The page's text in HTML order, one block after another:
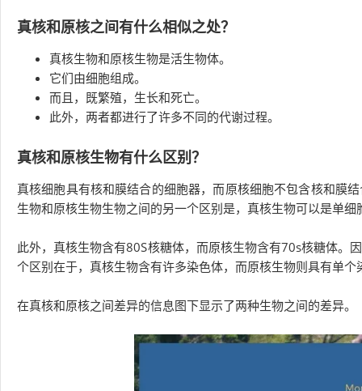
真核和原核之间有什么相似之处？
真核生物和原核生物是活生物体。
它们由细胞组成。
而且，既繁殖，生长和死亡。
此外，两者都进行了许多不同的代谢过程。
真核和原核生物有什么区别？
真核细胞具有核和膜结合的细胞器，而原核细胞不包含核和膜
生物和原核生物生物之间的另一个区别是，真核生物可以是单
此外，真核生物含有80S核糖体，而原核生物含有70s核糖体。
个区别在于，真核生物含有许多染色体，而原核生物则具有单个
在真核和原核之间差异的信息图下显示了两种生物之间的差异。